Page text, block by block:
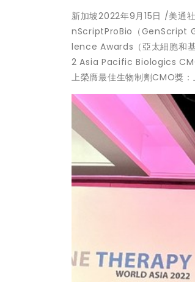
新加坡2022年9月15日 /美
nScriptProBio（GenScript
lence Awards（亞太細胞和
2 Asia Pacific Biologics
上榮膺最佳生物制劑CMO獎